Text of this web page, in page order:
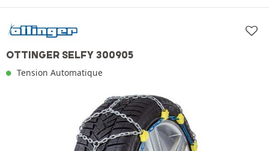
OTTINGER SELFY 300905
Tension Automatique